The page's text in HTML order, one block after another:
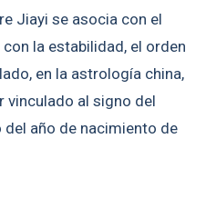
Jiayi se asocia con el
la estabilidad, el orden
en la astrología china,
vinculado al signo del
del año de nacimiento de